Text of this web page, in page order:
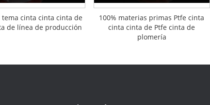
tema cinta cinta cinta de
de línea de producción
100% materias primas Ptfe cinta
cinta cinta de Ptfe cinta de
plomería